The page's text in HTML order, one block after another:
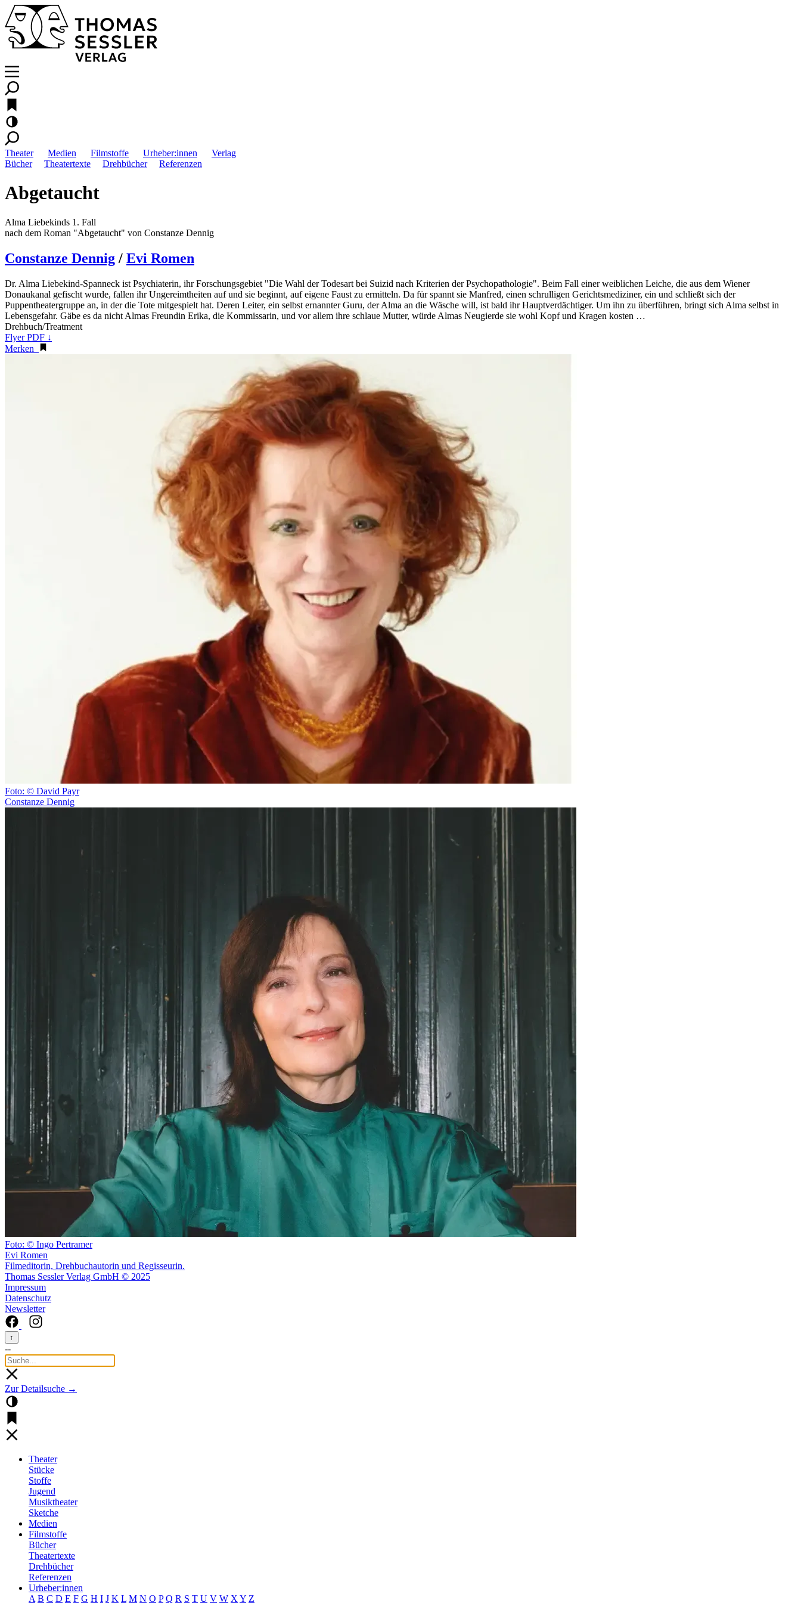
Theater Medien Filmstoffe Urheber:innen
Verlag
Bücher
Theatertexte Drehbücher Referenzen
Abgetaucht
Alma Liebekinds 1. Fall
nach dem Roman "Abgetaucht" von Constanze Dennig
Constanze Dennig / Evi Romen
Dr. Alma Liebekind-Spanneck ist Psychiaterin, ihr Forschungsgebiet "Die Wahl der Todesart bei Suizid nach Kriterien der Psychopathologie". Beim Fall einer weiblichen Leiche, die aus dem Wiener
Donaukanal gefischt wurde, fallen ihr Ungereimtheiten auf und sie beginnt, auf eigene Faust zu ermitteln. Da für spannt sie Manfred, einen schrulligen Gerichtsmediziner, ein und schließt sich der
Puppentheatergruppe an, in der die Tote mitgespielt hat. Deren Leiter, ein selbst ernannter Guru, der Alma an die Wäsche will, ist bald ihr Hauptverdächtiger. Um ihn zu überführen, bringt sich Alma selbst in
Lebensgefahr. Gäbe es da nicht Almas Freundin Erika, die Kommissarin, und vor allem ihre schlaue Mutter, würde Almas Neugierde sie wohl Kopf und Kragen kosten …
Drehbuch/Treatment
Flyer PDF ↓
Merken
Foto: © David Payr
Constanze Dennig
Foto: © Ingo Pertramer
Evi Romen
Filmeditorin, Drehbuchautorin und Regisseurin.
Thomas Sessler Verlag GmbH © 2025
Impressum
Datenschutz
Newsletter
↑
--
Zur Detailsuche →
Theater
Stücke
Stoffe
Jugend
Musiktheater
Sketche
Medien
Filmstoffe
Bücher
Theatertexte
Drehbücher
Referenzen
Urheber:innen
A B C D E F G H I J K L M N O P Q R S T U V W X Y Z